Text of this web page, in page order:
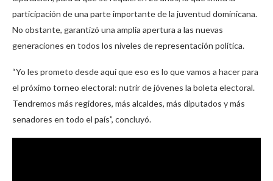
participación de una parte importante de la juventud dominicana.
No obstante, garantizó una amplia apertura a las nuevas
generaciones en todos los niveles de representación política.
“Yo les prometo desde aquí que eso es lo que vamos a hacer para
el próximo torneo electoral: nutrir de jóvenes la boleta electoral.
Tendremos más regidores, más alcaldes, más diputados y más
senadores en todo el país”, concluyó.